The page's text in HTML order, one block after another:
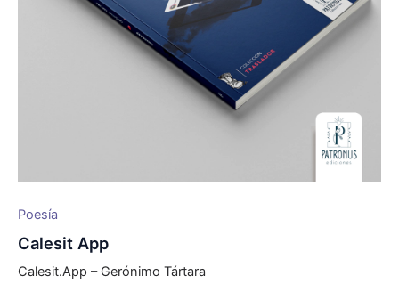
Poesía
Calesit App
Calesit.App – Gerónimo Tártara